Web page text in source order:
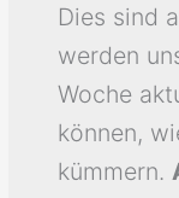
Dies sind
werden
Woche
können,
kümmern.